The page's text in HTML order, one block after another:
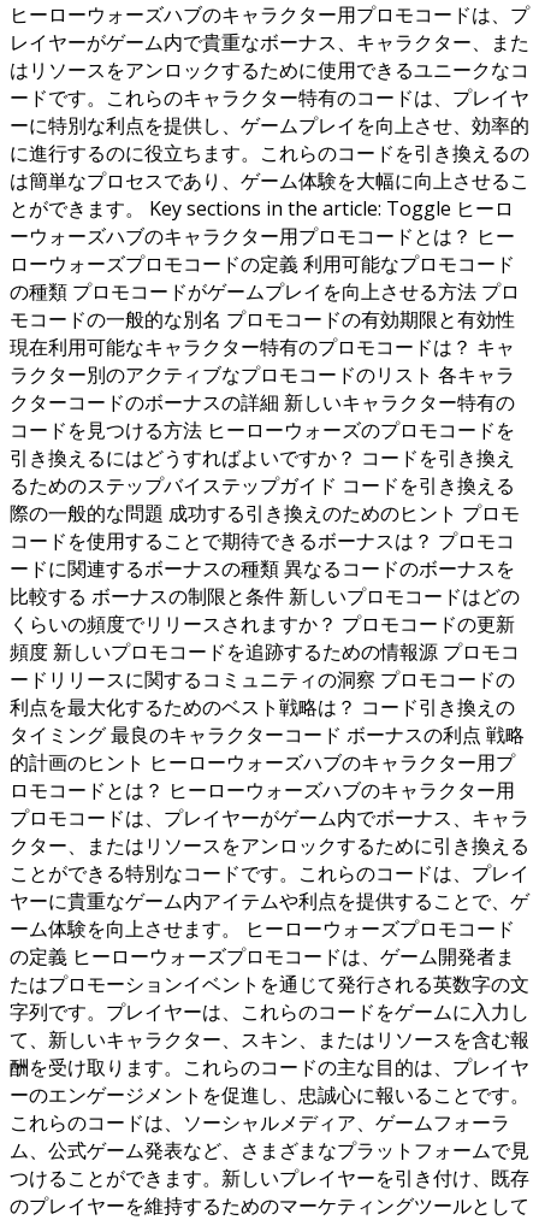
ヒーローウォーズハブのキャラクター用プロモコードは、プ
レイヤーがゲーム内で貴重なボーナス、キャラクター、また
はリソースをアンロックするために使用できるユニークなコ
ードです。これらのキャラクター特有のコードは、プレイヤ
ーに特別な利点を提供し、ゲームプレイを向上させ、効率的
に進行するのに役立ちます。これらのコードを引き換えるの
は簡単なプロセスであり、ゲーム体験を大幅に向上させるこ
とができます。 Key sections in the article: Toggle ヒーロ
ーウォーズハブのキャラクター用プロモコードとは？ ヒー
ローウォーズプロモコードの定義 利用可能なプロモコード
の種類 プロモコードがゲームプレイを向上させる方法 プロ
モコードの一般的な別名 プロモコードの有効期限と有効性
現在利用可能なキャラクター特有のプロモコードは？ キャ
ラクター別のアクティブなプロモコードのリスト 各キャラ
クターコードのボーナスの詳細 新しいキャラクター特有の
コードを見つける方法 ヒーローウォーズのプロモコードを
引き換えるにはどうすればよいですか？ コードを引き換え
るためのステップバイステップガイド コードを引き換える
際の一般的な問題 成功する引き換えのためのヒント プロモ
コードを使用することで期待できるボーナスは？ プロモコ
ードに関連するボーナスの種類 異なるコードのボーナスを
比較する ボーナスの制限と条件 新しいプロモコードはどの
くらいの頻度でリリースされますか？ プロモコードの更新
頻度 新しいプロモコードを追跡するための情報源 プロモコ
ードリリースに関するコミュニティの洞察 プロモコードの
利点を最大化するためのベスト戦略は？ コード引き換えの
タイミング 最良のキャラクターコード ボーナスの利点 戦略
的計画のヒント ヒーローウォーズハブのキャラクター用プ
ロモコードとは？ ヒーローウォーズハブのキャラクター用
プロモコードは、プレイヤーがゲーム内でボーナス、キャラ
クター、またはリソースをアンロックするために引き換える
ことができる特別なコードです。これらのコードは、プレイ
ヤーに貴重なゲーム内アイテムや利点を提供することで、ゲ
ーム体験を向上させます。 ヒーローウォーズプロモコード
の定義 ヒーローウォーズプロモコードは、ゲーム開発者ま
たはプロモーションイベントを通じて発行される英数字の文
字列です。プレイヤーは、これらのコードをゲームに入力し
て、新しいキャラクター、スキン、またはリソースを含む報
酬を受け取ります。これらのコードの主な目的は、プレイヤ
ーのエンゲージメントを促進し、忠誠心に報いることです。
これらのコードは、ソーシャルメディア、ゲームフォーラ
ム、公式ゲーム発表など、さまざまなプラットフォームで見
つけることができます。新しいプレイヤーを引き付け、既存
のプレイヤーを維持するためのマーケティングツールとして